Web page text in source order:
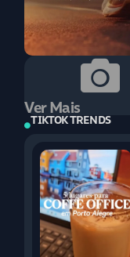
Ver Mais
TIKTOK TRENDS